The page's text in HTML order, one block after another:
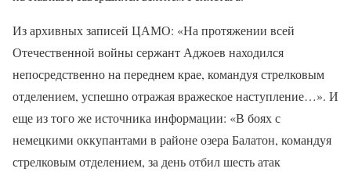
Из архивных записей ЦАМО: «На протяжении всей
Отечественной войны сержант Аджоев находился
непосредственно на переднем крае, командуя стрелковым
отделением, успешно отражая вражеское наступление…». И
еще из того же источника информации: «В боях с
немецкими оккупантами в районе озера Балатон, командуя
стрелковым отделением, за день отбил шесть атак